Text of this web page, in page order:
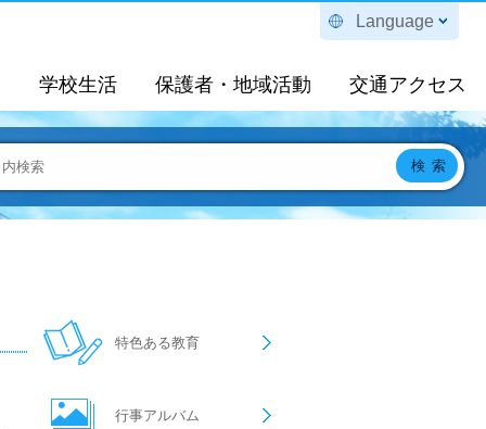
学校生活 保護者・地域活動 交通アクセス
Language
特色ある教育
行事アルバム